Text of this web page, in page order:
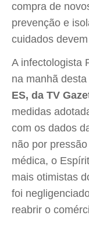
compra de
prevenção e
cuidados
A infectologista
na manhã
ES, da TV
medidas
com os dados
não por
médica, o
mais otimistas
foi
reabrir o